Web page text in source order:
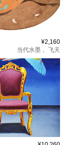
¥2,160
当代水墨， 飞天